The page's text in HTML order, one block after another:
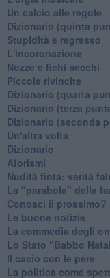
Un calcio alle regole
Dizionario (quinta
Stupidità e regresso
L'incoronazione
Nozze e fichi secchi
Piccole rivincite
​Dizionario (quarta
​Dizionario (terza
​Dizionario (seconda
Un'altra volta
Dizionario
Aforismi
Nudità finta: verità
La "parabola" della
Conosci il prossimo?
Le buone notizie
La commedia degli
Lo Stato "Babbo
Il cacio con le pere
La politica come